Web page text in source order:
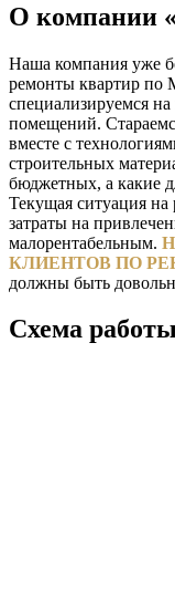
О компании
Наша компания уже
ремонты квартир по
специализируемся
помещений.
вместе с
строительных
бюджетных, а какие
Текущая ситуация на
затраты на
малорентабельным.
КЛИЕНТОВ ПО
должны быть
Схема работы